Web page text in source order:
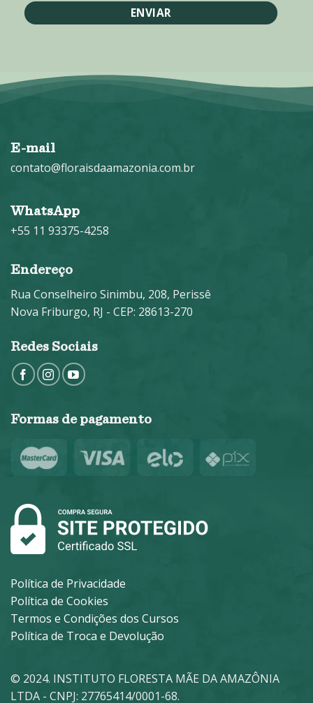
*
E-mail
contato@floraisdaamazonia.com.br
WhatsApp
+55 11 93375-4258
Endereço
Rua Conselheiro Sinimbu, 208, Perissê
Nova Friburgo, RJ - CEP: 28613-270
Redes Sociais
Formas de pagamento
© 2024. INSTITUTO FLORESTA MÃE DA AMAZÔNIA
LTDA - CNPJ: 27765414/0001-68.
Política de Privacidade
Política de Cookies
Termos e Condições dos Cursos
Política de Troca e Devolução